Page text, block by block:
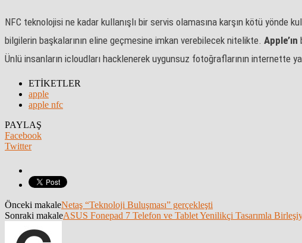
NFC teknolojisi ne kadar kullanışlı bir servis olamasına karşın kötü
bilgilerin başkalarının eline geçmesine imkan verebilecek nitelikte. Apple’ın
Ünlü insanların icloudları hacklenerek uygunsuz fotoğraflarının internette
ETİKETLER
apple
apple nfc
PAYLAŞ
Facebook
Twitter
Önceki makaleNetaş “Teknoloji Buluşması” gerçekleşti
Sonraki makaleASUS Fonepad 7 Telefon ve Tablet Yenilikçi Tasarımla